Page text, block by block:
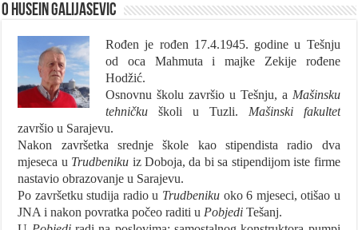
O Husein Galijasevic
Rođen je rođen 17.4.1945. godine u Tešnju
od oca Mahmuta i majke Zekije rođene
Hodžić.
Osnovnu školu završio u Tešnju, a Mašinsku
tehničku školi u Tuzli. Mašinski fakultet
završio u Sarajevu.
Nakon završetka srednje škole kao stipendista radio dva
mjeseca u Trudbeniku iz Doboja, da bi sa stipendijom iste firme
nastavio obrazovanje u Sarajevu.
Po završetku studija radio u Trudbeniku oko 6 mjeseci, otišao u
JNA i nakon povratka počeo raditi u Pobjedi Tešanj.